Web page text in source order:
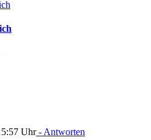
Uhr- Antworten